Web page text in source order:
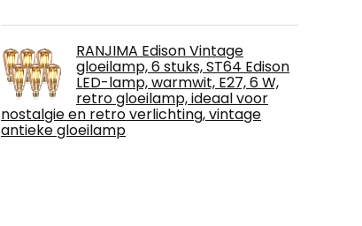
RANJIMA Edison Vintage
gloeilamp, 6 stuks, ST64 Edison
LED-lamp, warmwit, E27, 6 W,
retro gloeilamp, ideaal voor
nostalgie en retro verlichting, vintage
antieke gloeilamp